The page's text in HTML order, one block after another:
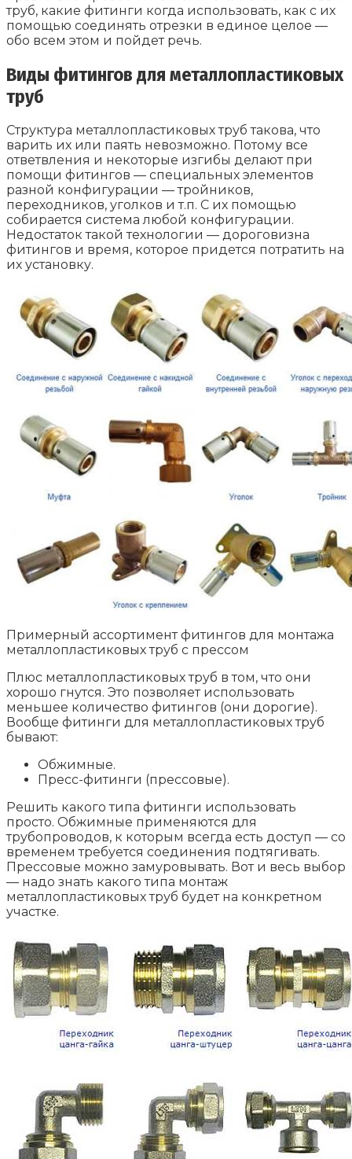
труб, какие фитинги когда использовать, как с их
помощью соединять отрезки в единое целое —
обо всем этом и пойдет речь.
Виды фитингов для металлопластиковых
труб
Структура металлопластиковых труб такова, что
варить их или паять невозможно. Потому все
ответвления и некоторые изгибы делают при
помощи фитингов — специальных элементов
разной конфигурации — тройников,
переходников, уголков и т.п. С их помощью
собирается система любой конфигурации.
Недостаток такой технологии — дороговизна
фитингов и время, которое придется потратить на
их установку.
Примерный ассортимент фитингов для монтажа
металлопластиковых труб с прессом
Плюс металлопластиковых труб в том, что они
хорошо гнутся. Это позволяет использовать
меньшее количество фитингов (они дорогие).
Вообще фитинги для металлопластиковых труб
бывают:
Обжимные.
Пресс-фитинги (прессовые).
Решить какого типа фитинги использовать
просто. Обжимные применяются для
трубопроводов, к которым всегда есть доступ — со
временем требуется соединения подтягивать.
Прессовые можно замуровывать. Вот и весь выбор
— надо знать какого типа монтаж
металлопластиковых труб будет на конкретном
участке.